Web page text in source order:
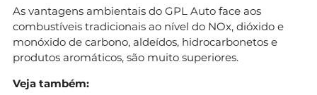
As vantagens ambientais do GPL Auto face aos
combustíveis tradicionais ao nível do NOx, dióxido e
monóxido de carbono, aldeídos, hidrocarbonetos e
produtos aromáticos, são muito superiores.
Veja também: